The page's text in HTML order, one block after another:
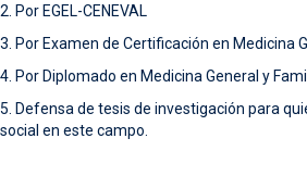
2. Por EGEL-CENEVAL
3. Por Examen de Certificación en Medicina
4. Por Diplomado en Medicina General y
5. Defensa de tesis de investigación para
social en este campo.